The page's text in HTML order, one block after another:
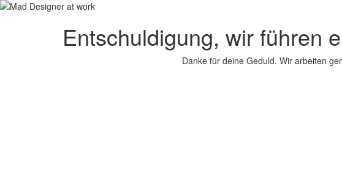
Entschuldigung, wir führen
Danke für deine Geduld. Wir arbeiten